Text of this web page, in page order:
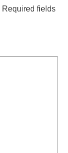
Required fields